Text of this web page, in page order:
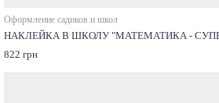
Оформление садиков и школ
НАКЛЕЙКА В ШКОЛУ "МАТЕМАТИКА -
822 грн